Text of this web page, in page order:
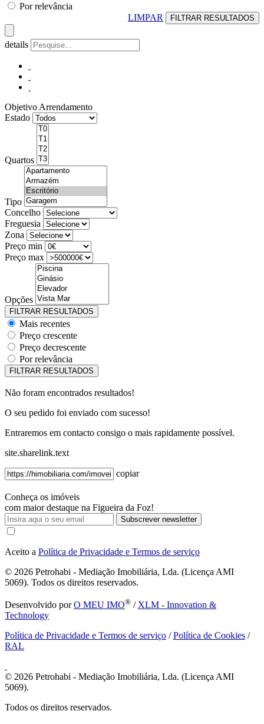
Por relevância
LIMPAR
details
Objetivo Arrendamento
Estado
Quartos
Tipo
Concelho
Freguesia
Zona
Preço min
Preço max
Opções
Mais recentes
Preço crescente
Preço decrescente
Por relevância
Não foram encontrados resultados!
O seu pedido foi enviado com sucesso!
Entraremos em contacto consigo o mais rapidamente possível.
site.sharelink.text
copiar
Conheça os imóveis
com maior destaque na Figueira da Foz!
Subscrever newsletter
Aceito a Política de Privacidade e Termos de serviço
© 2026 Petrohabi - Mediação Imobiliária, Lda. (Licença AMI
5069). Todos os direitos reservados.
Desenvolvido porO MEU IMO® / XLM - Innovation &
Technology
Política de Privacidade e Termos de serviço /Política de Cookies /
RAL
© 2026 Petrohabi - Mediação Imobiliária, Lda. (Licença AMI
5069).
Todos os direitos reservados.